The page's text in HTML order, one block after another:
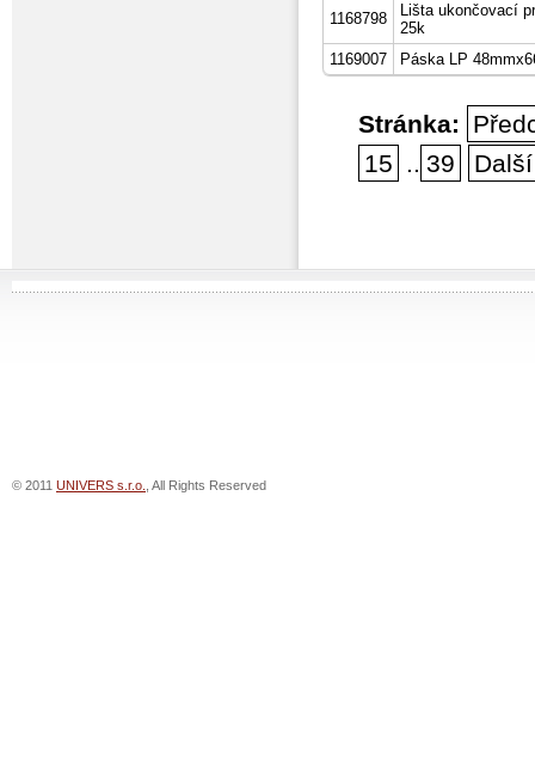
1168798
Lišta ukončovací
25k
1169007
Páska LP
Stránka:
15
.. 39 Další
© 2011 UNIVERS s.r.o. , All Rights Reserved